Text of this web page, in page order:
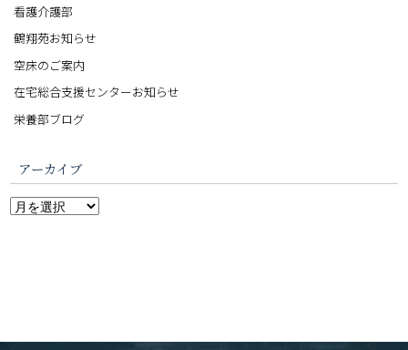
看護介護部
鶴翔苑お知らせ
空床のご案内
在宅総合支援センターお知らせ
栄養部ブログ
アーカイブ